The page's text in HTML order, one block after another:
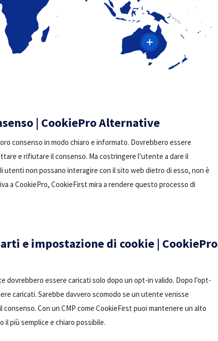
| CookiePro Alternative
consenso in modo chiaro e informato. Dovrebbero essere
e rifiutare il consenso. Ma costringere l’utente a dare il
utenti non possano interagire con il sito web dietro di esso, non è
a CookiePro, CookieFirst mira a rendere questo processo di
e impostazione di cookie | CookiePro
dovrebbero essere caricati solo dopo un opt-in valido. Dopo l’opt-
caricati. Sarebbe davvero scomodo se un utente venisse
Con un CMP come CookieFirst puoi mantenere un alto
più semplice e chiaro possibile.